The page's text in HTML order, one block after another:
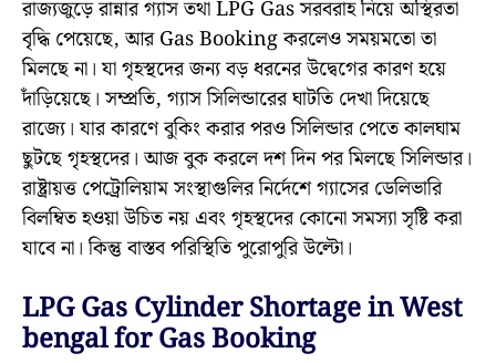
রাজ্যজুড়ে রান্নার গ্যাস তথা LPG Gas সরবরাহ নিয়ে অস্থিরতা
বৃদ্ধি পেয়েছে, আর Gas Booking করলেও সময়মতো তা
মিলছে না। যা গৃহস্থদের জন্য বড় ধরনের উদ্বেগের কারণ হয়ে
দাঁড়িয়েছে। সম্প্রতি, গ্যাস সিলিন্ডারের ঘাটতি দেখা দিয়েছে
রাজ্যে। যার কারণে বুকিং করার পরও সিলিন্ডার পেতে কালঘাম
ছুটছে গৃহস্থদের। আজ বুক করলে দশ দিন পর মিলছে সিলিন্ডার।
রাষ্ট্রায়ত্ত পেট্রোলিয়াম সংস্থাগুলির নির্দেশে গ্যাসের ডেলিভারি
বিলম্বিত হওয়া উচিত নয় এবং গৃহস্থদের কোনো সমস্যা সৃষ্টি করা
যাবে না। কিন্তু বাস্তব পরিস্থিতি পুরোপুরি উল্টো।
LPG Gas Cylinder Shortage in West
bengal for Gas Booking